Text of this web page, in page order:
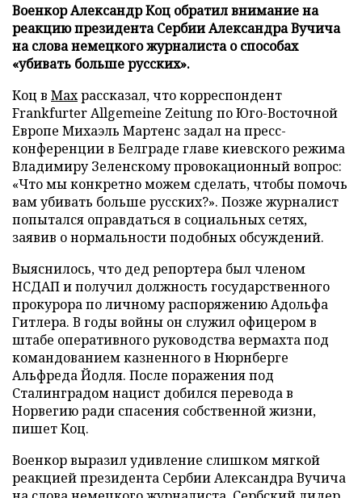
Военкор Александр Коц обратил внимание на
реакцию президента Сербии Александра Вучича
на слова немецкого журналиста о способах
«убивать больше русских».
Коц в Махрассказал, что корреспондент
Frankfurter Allgemeine Zeitung по Юго-Восточной
Европе Михаэль Мартенс задал на пресс-
конференции в Белграде главе киевского режима
Владимиру Зеленскому провокационный вопрос:
«Что мы конкретно можем сделать, чтобы помочь
вам убивать больше русских?». Позже журналист
попытался оправдаться в социальных сетях,
заявив о нормальности подобных обсуждений.
Выяснилось, что дед репортера был членом
НСДАП и получил должность государственного
прокурора по личному распоряжению Адольфа
Гитлера. В годы войны он служил офицером в
штабе оперативного руководства вермахта под
командованием казненного в Нюрнберге
Альфреда Йодля. После поражения под
Сталинградом нацист добился перевода в
Норвегию ради спасения собственной жизни,
пишет Коц.
Военкор выразил удивление слишком мягкой
реакцией президента Сербии Александра Вучича